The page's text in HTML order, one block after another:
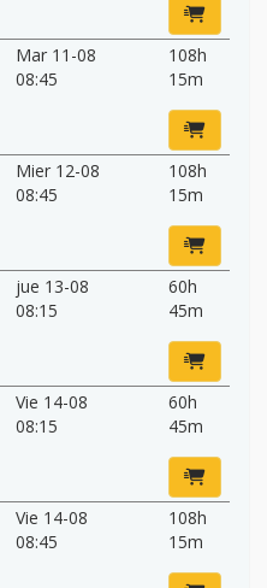
Mar 11-08
08:45
108h
15m
Mier 12-08
08:45
108h
15m
jue 13-08
08:15
60h
45m
Vie 14-08
08:15
60h
45m
Vie 14-08
08:45
108h
15m